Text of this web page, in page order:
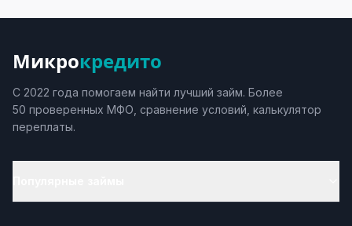
Микрокредито
С 2022 года помогаем найти лучший займ. Более
50 проверенных МФО, сравнение условий, калькулятор
переплаты.